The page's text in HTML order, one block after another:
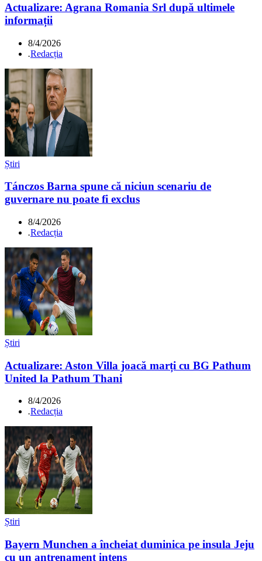
Actualizare: Agrana Romania Srl după ultimele
informații
8/4/2026
.Redacția
Știri
Tánczos Barna spune că niciun scenariu de
guvernare nu poate fi exclus
8/4/2026
.Redacția
Știri
Actualizare: Aston Villa joacă marți cu BG Pathum
United la Pathum Thani
8/4/2026
.Redacția
Știri
Bayern Munchen a încheiat duminica pe insula Jeju
cu un antrenament intens